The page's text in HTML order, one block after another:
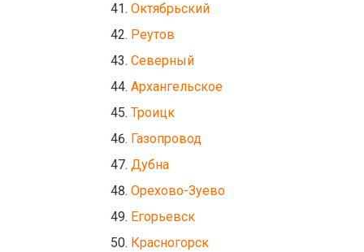
Октябрьский
Реутов
Северный
Архангельское
Троицк
Газопровод
Дубна
Орехово-Зуево
Егорьевск
Красногорск